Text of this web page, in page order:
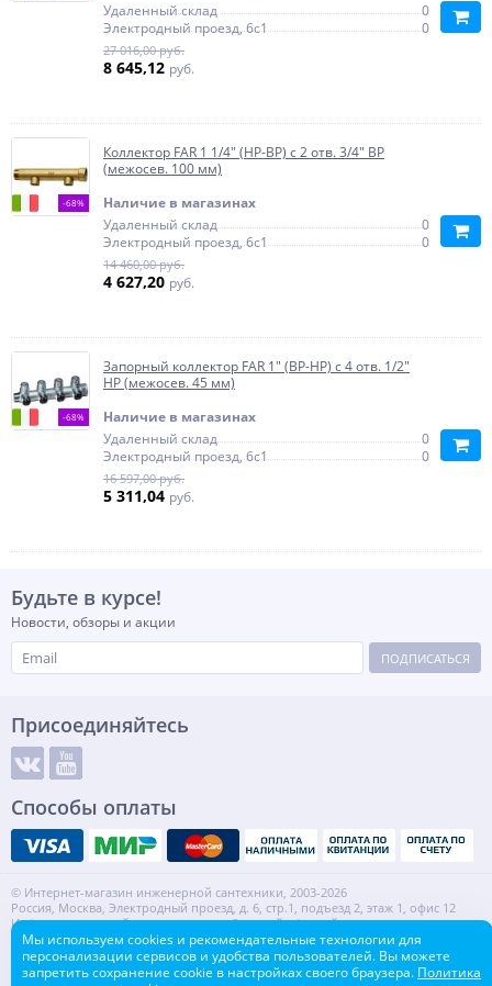
Удаленный склад
0
Электродный проезд, 6с1
0
27 016,00 руб.
8 645,12 руб.
-68%
Коллектор FAR 1 1/4" (НР-ВР) с 2 отв. 3/4" ВР
(межосев. 100 мм)
Наличие в магазинах
Удаленный склад
0
Электродный проезд, 6с1
0
14 460,00 руб.
4 627,20 руб.
-68%
Запорный коллектор FAR 1" (ВР-НР) с 4 отв. 1/2"
НР (межосев. 45 мм)
Наличие в магазинах
Удаленный склад
0
Электродный проезд, 6с1
0
16 597,00 руб.
5 311,04 руб.
Будьте в курсе!
Новости, обзоры и акции
ПОДПИСАТЬСЯ
Присоединяйтесь
Способы оплаты
© Интернет-магазин инженерной сантехники, 2003-2026
Россия, Москва, Электродный проезд, д. 6, стр.1, подъезд 2, этаж 1, офис 12
Информация на сайте не является публичной офертой.
ИНН: 7720553918 КПП: 772001001
Контакты Карта сайта
Мы используем cookies и рекомендательные технологии для
персонализации сервисов и удобства пользователей. Вы можете
запретить сохранение cookie в настройках своего браузера. Политика